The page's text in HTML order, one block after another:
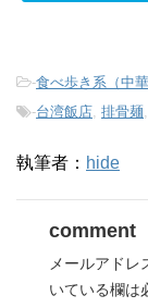
-食べ歩き系（中華
-台湾飯店 排骨麺
執筆者： hide
comment
メールアドレ
いている欄は